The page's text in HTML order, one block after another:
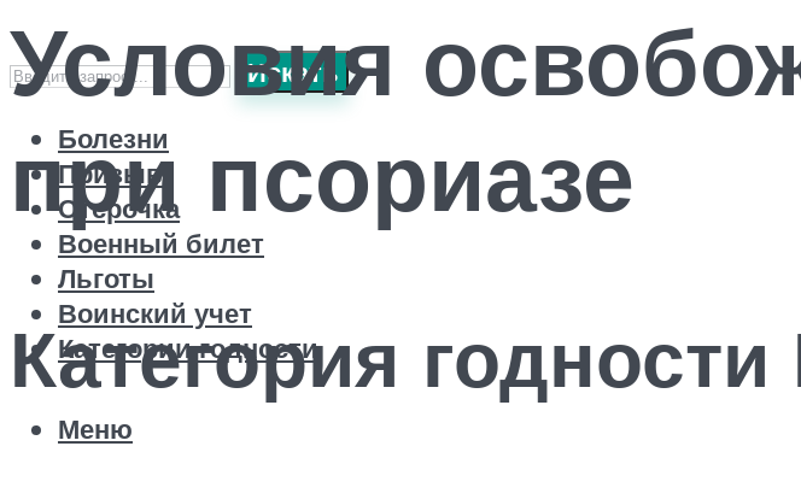
Искать
Болезни
Призыв
Отсрочка
Военный билет
Льготы
Воинский учет
Категории годности
Меню
Условия
при псориазе
Категория